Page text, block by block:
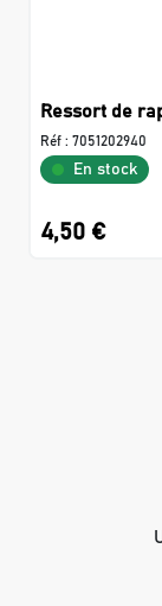
Ressort de
Réf : 7051202940
En stock
4,50 €